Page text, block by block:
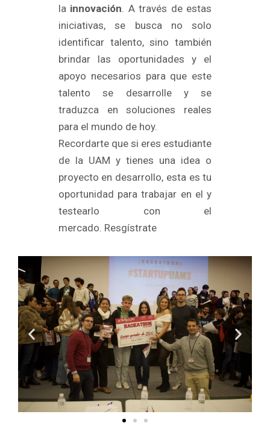
la innovación. A través de estas
iniciativas, se busca no solo
identificar talento, sino también
brindar las oportunidades y el
apoyo necesarios para que este
talento se desarrolle y se
traduzca en soluciones reales
para el mundo de hoy.
Recordarte que si eres estudiante
de la UAM y tienes una idea o
proyecto en desarrollo, esta es tu
oportunidad para trabajar en el y
testearlo con el
mercado. Resgístrate